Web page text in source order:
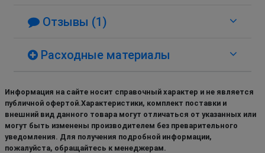
Отзывы (1)
Расходные материалы
Информация на сайте носит справочный характер и не является
публичной офертой.Характеристики, комплект поставки и
внешний вид данного товара могут отличаться от указанных или
могут быть изменены производителем без преварительного
уведомления. Для получения подробной информации,
пожалуйста, обращайтесь к менеджерам.